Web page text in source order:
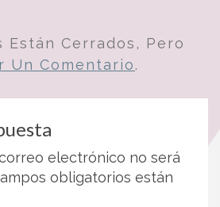
Están Cerrados, Pero
Un Comentario.
electrónico no será
obligatorios están